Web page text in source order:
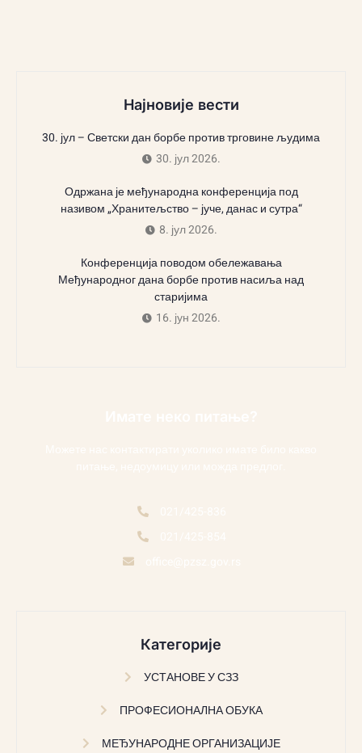
Најновије вести
30. јул – Светски дан борбе против трговине људима
30. јул 2026.
Одржана је међународна конференција под
називом „Хранитељство – јуче, данас и сутра“
8. јул 2026.
Конференција поводом обележавања
Међународног дана борбе против насиља над
старијима
16. јун 2026.
Категорије
УСТАНОВЕ У СЗЗ
ПРОФЕСИОНАЛНА ОБУКА
МЕЂУНАРОДНЕ ОРГАНИЗАЦИЈЕ